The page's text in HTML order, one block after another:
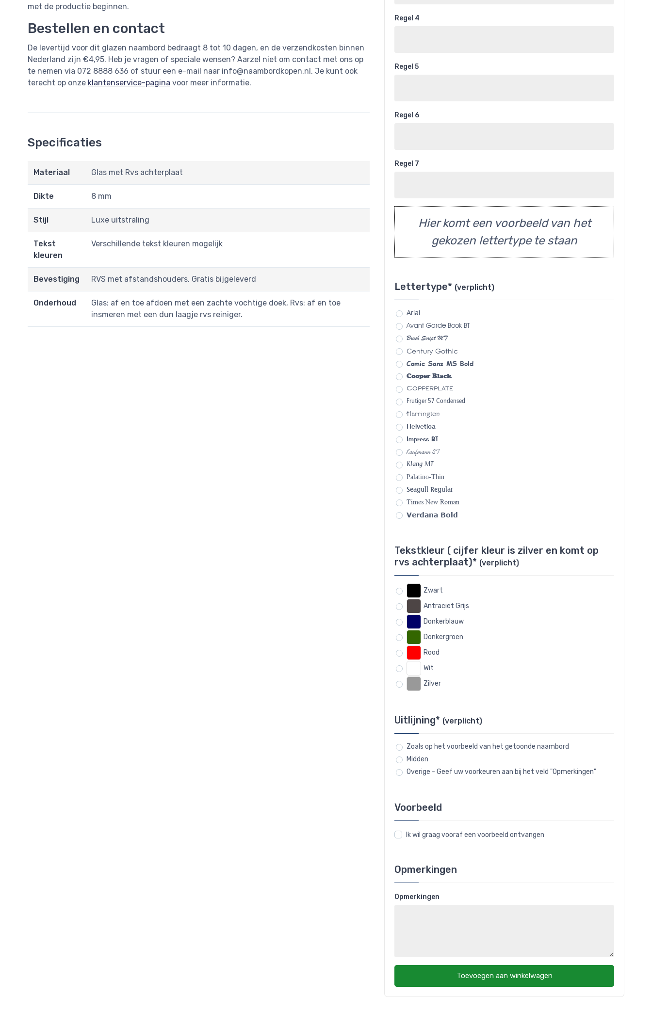
met de productie beginnen.
Bestellen en contact
De levertijd voor dit glazen naambord bedraagt 8 tot 10 dagen, en de verzendkosten binnen
Nederland zijn €4,95. Heb je vragen of speciale wensen? Aarzel niet om contact met ons op
te nemen via 072 8888 636 of stuur een e-mail naar info@naambordkopen.nl. Je kunt ook
terecht op onze klantenservice-pagina voor meer informatie.
Specificaties
Materiaal Glas met Rvs achterplaat
Dikte 8 mm
Stijl Luxe uitstraling
Tekst
kleuren
Verschillende tekst kleuren mogelijk
Bevestiging RVS met afstandshouders, Gratis bijgeleverd
Onderhoud
Glas: af en toe afdoen met een zachte vochtige doek, Rvs: af en toe
insmeren met een dun laagje rvs reiniger.
Regel 4
Regel 5
Regel 6
Regel 7
Hier komt een voorbeeld van het
gekozen lettertype te staan
Lettertype* (verplicht)
Arial
Avant Garde Book BT
Brush Script MT
Century Gothic
Comic Sans MS Bold
Cooper Black
Copperplate
Frutiger 57 Condensed
Harrington
Helvetica
Impress BT
Kaufmann BT
Klang MT
Palatino-Thin
Seagull Regular
Times New Roman
Verdana Bold
Tekstkleur ( cijfer kleur is zilver en komt op
rvs achterplaat)* (verplicht)
Zwart
Antraciet Grijs
Donkerblauw
Donkergroen
Rood
Wit
Zilver
Uitlijning* (verplicht)
Zoals op het voorbeeld van het getoonde naambord
Midden
Overige - Geef uw voorkeuren aan bij het veld "Opmerkingen"
Voorbeeld
Ik wil graag vooraf een voorbeeld ontvangen
Opmerkingen
Opmerkingen
Toevoegen aan winkelwagen